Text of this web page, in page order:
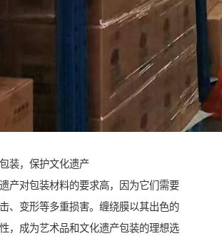
装，保护文化遗产
产对包装材料的要求高，因为它们需要
、变形等多重损害。缠绕膜以其出色的
，成为艺术品和文化遗产包装的理想选